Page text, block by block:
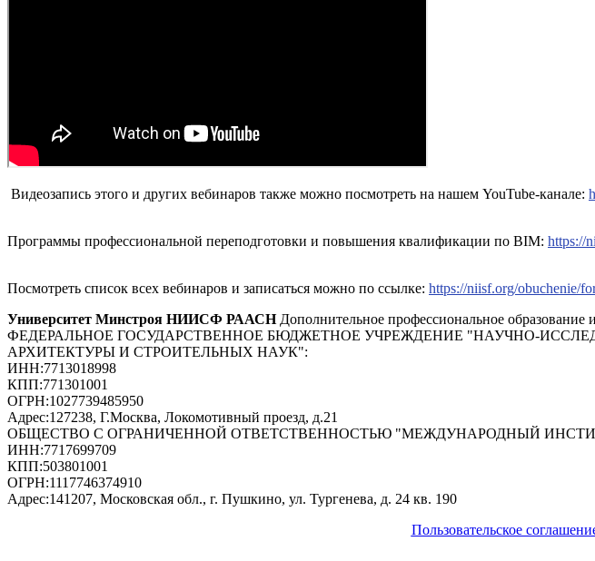
Видеозапись этого и других вебинаров также можно посмотреть на нашем YouTube-канале:
Программы профессиональной переподготовки и повышения квалификации по BIM: https://
Посмотреть список всех вебинаров и записаться можно по ссылке: https://niisf.org/obuchenie/
Университет Минстроя НИИСФ РААСН Дополнительное профессиональное образование
ФЕДЕРАЛЬНОЕ ГОСУДАРСТВЕННОЕ БЮДЖЕТНОЕ УЧРЕЖДЕНИЕ "НАУЧНО-
АРХИТЕКТУРЫ И СТРОИТЕЛЬНЫХ НАУК":
ИНН:7713018998
КПП:771301001
ОГРН:1027739485950
Адрес:127238, Г.Москва, Локомотивный проезд, д.21
ОБЩЕСТВО С ОГРАНИЧЕННОЙ ОТВЕТСТВЕННОСТЬЮ "МЕЖДУНАРОДНЫЙ
ИНН:7717699709
КПП:503801001
ОГРН:1117746374910
Адрес:141207, Московская обл., г. Пушкино, ул. Тургенева, д. 24 кв. 190
Пользовательское